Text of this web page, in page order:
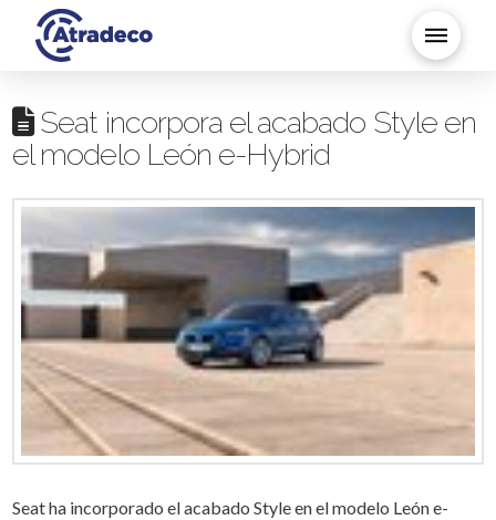
Seat incorpora el acabado Style en
el modelo León e-Hybrid
Seat ha incorporado el acabado Style en el modelo León e-